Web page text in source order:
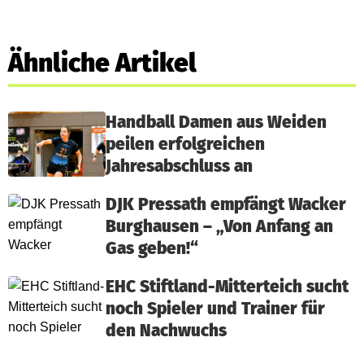
Ähnliche Artikel
Handball Damen aus Weiden
peilen erfolgreichen
Jahresabschluss an
DJK Pressath empfängt Wacker
Burghausen – „Von Anfang an
Gas geben!“
EHC Stiftland-Mitterteich sucht
noch Spieler und Trainer für
den Nachwuchs